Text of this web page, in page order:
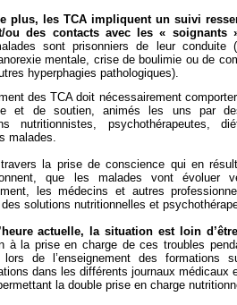
plus, les TCA impliquent un suivi
ou des contacts avec les « soignants
sont prisonniers de leur conduite
mentale, crise de boulimie ou de
hyperphagies pathologiques).
des TCA doit nécessairement
et de soutien, animés les uns par
nutritionnistes, psychothérapeutes,
malades.
la prise de conscience qui en
que les malades vont évoluer
les médecins et autres
solutions nutritionnelles et
actuelle, la situation est loin
à la prise en charge de ces troubles
lors de l’enseignement des formations
dans les différents journaux médicaux
la double prise en charge